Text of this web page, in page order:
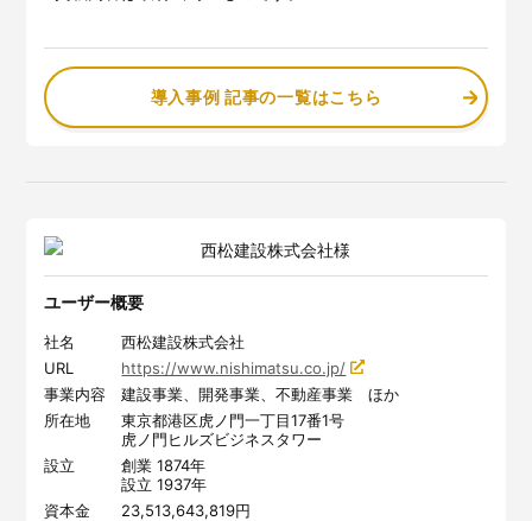
導入事例 記事の一覧はこちら
ユーザー概要
社名
西松建設株式会社
URL
https://www.nishimatsu.co.jp/
事業内容
建設事業、開発事業、不動産事業 ほか
所在地
東京都港区虎ノ門一丁目17番1号
虎ノ門ヒルズビジネスタワー
設立
創業 1874年
設立 1937年
資本金
23,513,643,819円